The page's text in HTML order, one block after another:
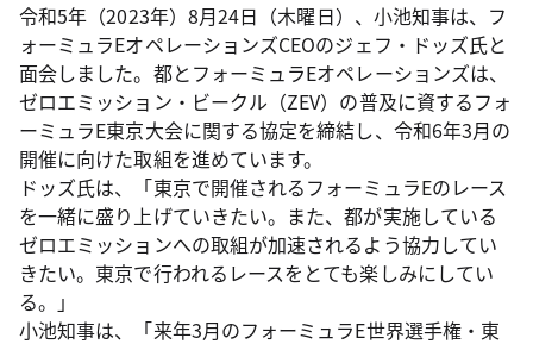
令和5年（2023年）8月24日（木曜日）、小池知事は、フ
ォーミュラEオペレーションズCEOのジェフ・ドッズ氏と
面会しました。都とフォーミュラEオペレーションズは、
ゼロエミッション・ビークル（ZEV）の普及に資するフォ
ーミュラE東京大会に関する協定を締結し、令和6年3月の
開催に向けた取組を進めています。
ドッズ氏は、「東京で開催されるフォーミュラEのレース
を一緒に盛り上げていきたい。また、都が実施している
ゼロエミッションへの取組が加速されるよう協力してい
きたい。東京で行われるレースをとても楽しみにしてい
る。」
小池知事は、「来年3月のフォーミュラE世界選手権・東